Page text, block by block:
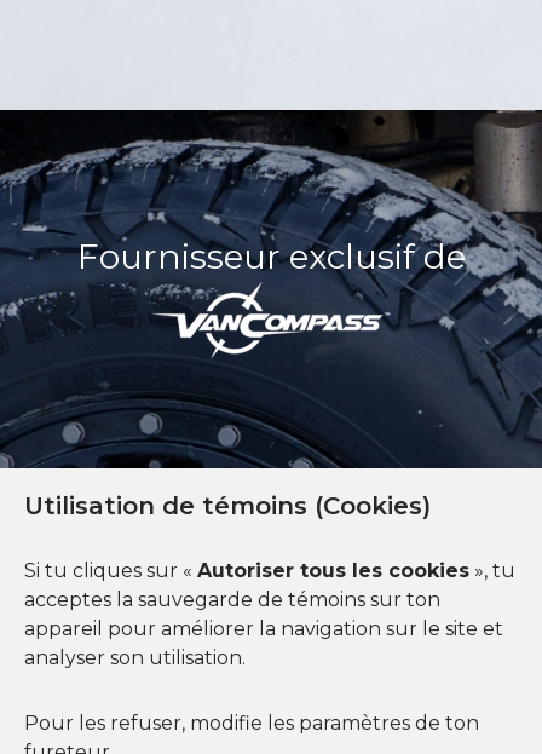
Fournisseur exclusif de
FINANCEMENT DISPONIBLE
En savoir plus
Utilisation de témoins (Cookies)
Si tu cliques sur « Autoriser tous les cookies », tu
acceptes la sauvegarde de témoins sur ton
appareil pour améliorer la navigation sur le site et
analyser son utilisation.
Pour les refuser, modifie les paramètres de ton